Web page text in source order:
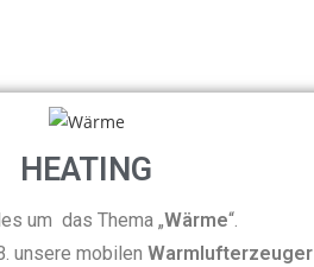
HEATING
um das Thema „Wärme“.
unsere mobilen Warmlufterzeuger